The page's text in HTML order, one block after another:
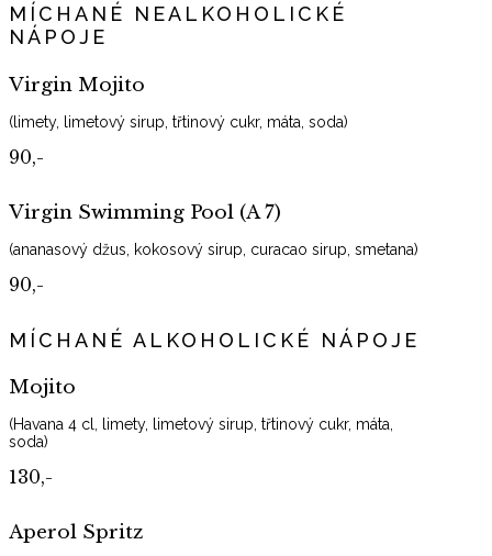
MÍCHANÉ NEALKOHOLICKÉ
NÁPOJE
Virgin Mojito
(limety, limetový sirup, třtinový cukr, máta, soda)
90,-
Virgin Swimming Pool (A 7)
(ananasový džus, kokosový sirup, curacao sirup, smetana)
90,-
MÍCHANÉ ALKOHOLICKÉ NÁPOJE
Mojito
(Havana 4 cl, limety, limetový sirup, třtinový cukr, máta,
soda)
130,-
Aperol Spritz